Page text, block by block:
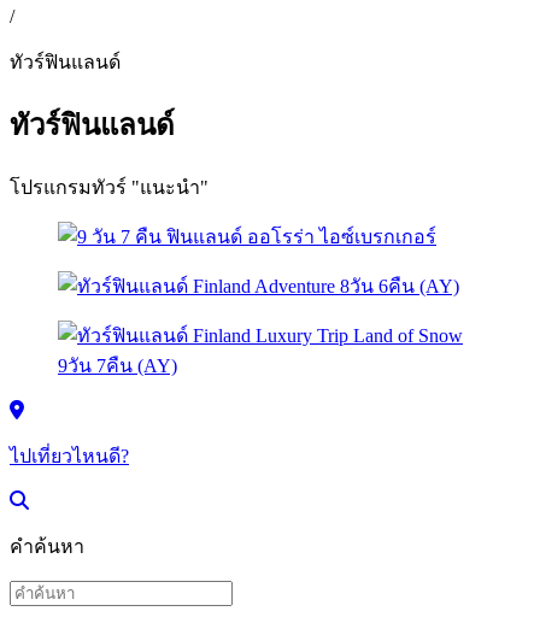
/
ทัวร์ฟินแลนด์
ทัวร์ฟินแลนด์
โปรแกรมทัวร์ "แนะนำ"
ไปเที่ยวไหนดี?
คำค้นหา